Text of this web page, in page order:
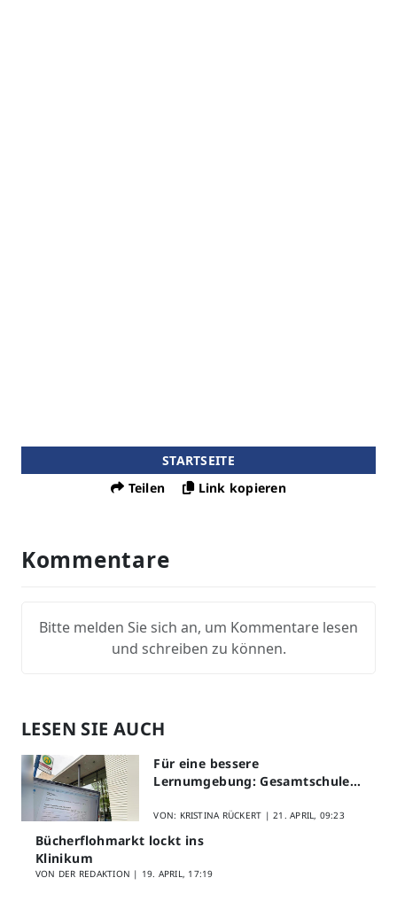
STARTSEITE
Teilen
Link kopieren
Kommentare
Bitte melden Sie sich an, um Kommentare lesen
und schreiben zu können.
LESEN SIE AUCH
Für eine bessere
Lernumgebung: Gesamtschule
Schülerfeedback
VON: KRISTINA RÜCKERT |21. APRIL, 09:23
Bücherflohmarkt lockt ins
Klinikum
VON DER REDAKTION | 19. APRIL, 17:19